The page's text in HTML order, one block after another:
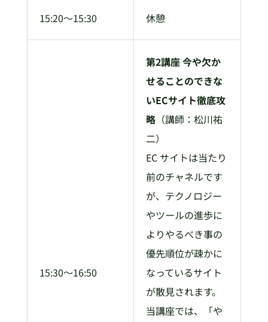
15:20～15:30 休憩
15:30～16:50
第2講座 今や欠か
せることのできな
いECサイト徹底攻
略（講師：松川祐
二）
EC サイトは当たり
前のチャネルです
が、テクノロジー
やツールの進歩に
よりやるべき事の
優先順位が疎かに
なっているサイト
が散見されます。
当講座では、「や